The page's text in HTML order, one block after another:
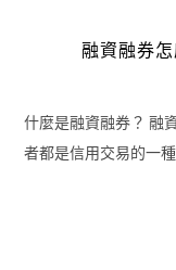
融資融券
什麼是融資融券？ 融
者都是信用交易的一